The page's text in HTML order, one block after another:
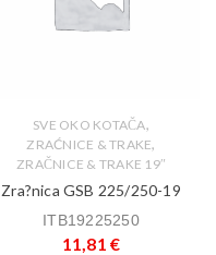
SVE OKO KOTAČA,
ZRAĆNICE & TRAKE,
ZRAČNICE & TRAKE 19″
Zra?nica GSB 225/250-19
ITB19225250
11,81€